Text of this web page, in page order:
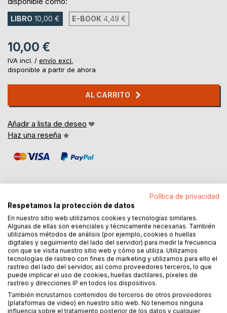
LIBRO 10,00 € E-BOOK 4,49 €
10,00 €
IVA incl. / envío excl.
disponible a partir de ahora
AL CARRITO
Añadir a lista de deseo
Haz una reseña
DESCRIPCIÓN
Se ha hecho muy popular el "QUE TTE VOTE TXAPOTE"
ante la presencia del Presidente del Gobierno.
Pero, ¿realmente los ciudadanos saben quién es ese
"TXAPOTE"?
La mayoría de los que lo dicen, gritan o muestran en
pancartas, lo ignoran.
Política de privacidad
Respetamos la protección de datos
En nuestro sitio web utilizamos cookies y tecnologías similares.
Algunas de ellas son esenciales y técnicamente necesarias. También
utilizamos métodos de análisis (por ejemplo, cookies o huellas
digitales y seguimiento del lado del servidor) para medir la frecuencia
con que se visita nuestro sitio web y cómo se utiliza. Utilizamos
tecnologías de rastreo con fines de marketing y utilizamos para ello el
rastreo del lado del servidor, así como proveedores terceros, lo que
puede implicar el uso de cookies, huellas dactilares, píxeles de
rastreo y direcciones IP en todos los dispositivos.
También incrustamos contenidos de terceros de otros proveedores
(plataformas de vídeo) en nuestro sitio web. No tenemos ninguna
influencia sobre el tratamiento posterior de los datos y cualquier